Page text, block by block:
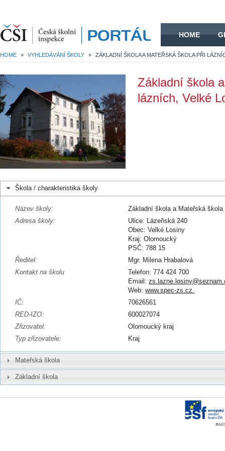
HOME
HOME » VYHLEDÁVÁNÍ ŠKOLY »
Základní škola
lázních, Velké
Škola / charakteristika školy
Název školy:
Základní škola a Mateřská
Adresa školy:
Ulice: Lázeňská 240
Obec: Velké Losiny
Kraj: Olomoucký
PSČ: 788 15
Ředitel:
Mgr. Milena Hrabalová
Kontakt na školu
Telefon: 774 424 700
Email:
Web:www.spec-zs.cz.
IČ:
70626561
RED-IZO:
600027074
Zřizovatel:
Olomoucký kraj
Typ zřizovatele:
Kraj
Mateřská škola
Základní škola